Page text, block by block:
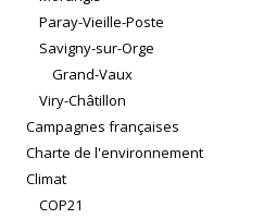
Paray-Vieille-Poste
Savigny-sur-Orge
Grand-Vaux
Viry-Châtillon
Campagnes françaises
Charte de l'environnement
Climat
COP21